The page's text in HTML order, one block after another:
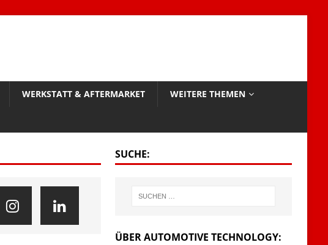
WERKSTATT & AFTERMARKET WEITERE THEMEN
SUCHE:
ÜBER AUTOMOTIVE TECHNOLOGY: